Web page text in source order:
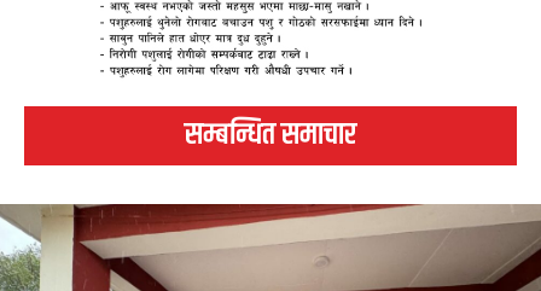
सम्बन्धित समाचार